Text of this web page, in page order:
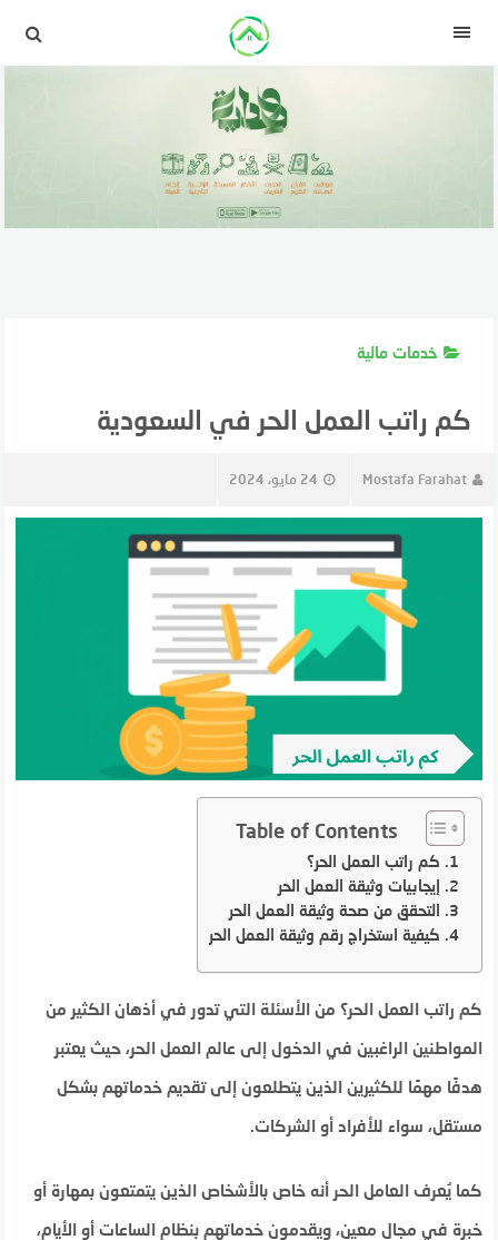
القائمة
خدمات مالية
كم راتب العمل الحر في السعودية
Mostafa Farahat 24 مايو، 2024
Table of Contents
كم راتب العمل الحر؟
إيجابيات وثيقة العمل الحر
التحقق من صحة وثيقة العمل الحر
كيفية استخراج رقم وثيقة العمل الحر
كم راتب العمل الحر؟ من الأسئلة التي تدور في أذهان الكثير من
المواطنين الراغبين في الدخول إلى عالم العمل الحر، حيث يعتبر
هدفًا مهمًا للكثيرين الذين يتطلعون إلى تقديم خدماتهم بشكل
مستقل، سواء للأفراد أو الشركات.
كما يُعرف العامل الحر أنه خاص بالأشخاص الذين يتمتعون بمهارة أو
خبرة في مجال معين، ويقدمون خدماتهم بنظام الساعات أو الأيام،